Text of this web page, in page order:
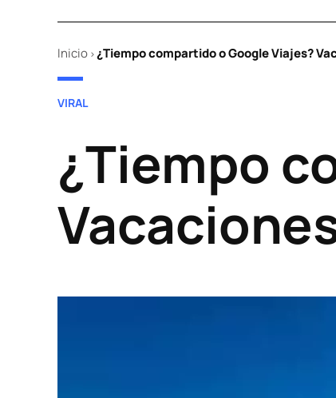
Inicio >¿Tiempo compartido o Google Viajes?
POSTED
VIRAL
¿Tiempo